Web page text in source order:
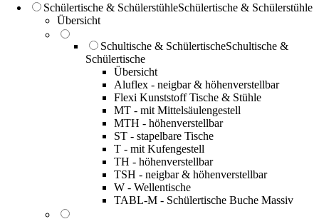
Schülertische & SchülerstühleSchülertische & Schülerstühle
Übersicht
Schultische & SchülertischeSchultische &
Schülertische
Übersicht
Aluflex - neigbar & höhenverstellbar
Flexi Kunststoff Tische & Stühle
MT - mit Mittelsäulengestell
MTH - höhenverstellbar
ST - stapelbare Tische
T - mit Kufengestell
TH - höhenverstellbar
TSH - neigbar & höhenverstellbar
W - Wellentische
TABL-M - Schülertische Buche Massiv